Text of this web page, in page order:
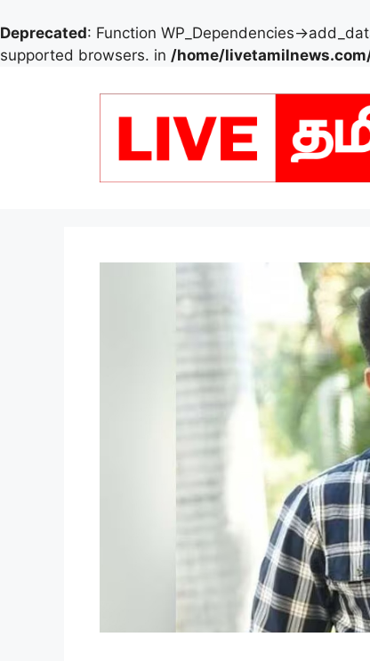
Deprecated: Function WP_Dependencies-
supported browsers. in /home/